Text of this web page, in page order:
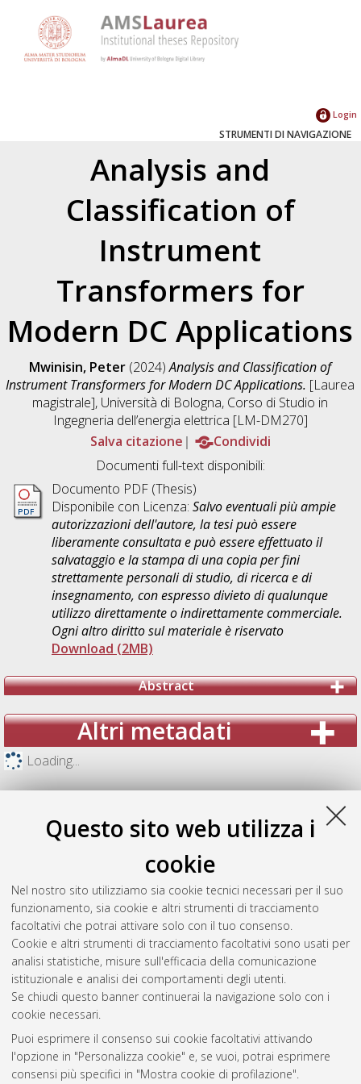
Questo sito web utilizza i
cookie
Nel nostro sito utilizziamo sia cookie tecnici necessari per il suo
funzionamento, sia cookie e altri strumenti di tracciamento
facoltativi che potrai attivare solo con il tuo consenso.
Cookie e altri strumenti di tracciamento facoltativi sono usati per
analisi statistiche, misure sull'efficacia della comunicazione
istituzionale e analisi dei comportamenti degli utenti.
Se chiudi questo banner continuerai la navigazione solo con i
cookie necessari.
Puoi esprimere il consenso sui cookie facoltativi attivando
l'opzione in "Personalizza cookie" e, se vuoi, potrai esprimere
consensi più specifici in "Mostra cookie di profilazione".
Login
STRUMENTI DI NAVIGAZIONE
Analysis and
Classification of
Instrument
Transformers for
Modern DC Applications
Mwinisin, Peter (2024)Analysis and Classification of
Instrument Transformers for Modern DC Applications. [Laurea
magistrale], Università di Bologna, Corso di Studio in
Ingegneria dell’energia elettrica [LM-DM270]
Salva citazione
Condividi
Documenti full-text disponibili:
Documento PDF (Thesis)
Disponibile con Licenza: Salvo eventuali più ampie
autorizzazioni dell'autore, la tesi può essere
liberamente consultata e può essere effettuato il
salvataggio e la stampa di una copia per fini
strettamente personali di studio, di ricerca e di
insegnamento, con espresso divieto di qualunque
utilizzo direttamente o indirettamente commerciale.
Ogni altro diritto sul materiale è riservato
Download (2MB)
Abstract
Altri metadati
Loading...
Gestione del documento:
Atom
Rss 1.0